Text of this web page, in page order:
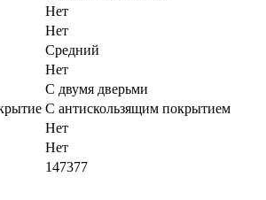
Нет
Нет
Средний
Нет
С двумя дверьми
С антискользящим покрытием
Нет
Нет
147377